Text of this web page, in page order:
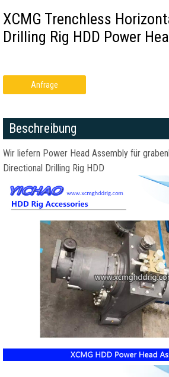
XCMG Trenchless
Drilling Rig HDD Power
Anfrage
Beschreibung
Wir liefern Power Head Assembly für
Directional Drilling Rig HDD